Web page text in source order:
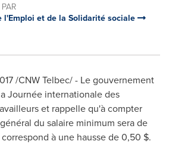
l'Emploi et de la Solidarité sociale
/CNW Telbec/ - Le gouvernement
Journée internationale des
et rappelle qu'à compter
du salaire minimum sera de
à une hausse de 0,50 $.